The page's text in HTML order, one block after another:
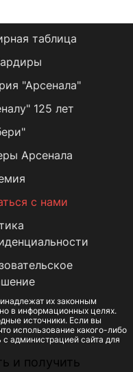
таблица
"Арсенала"
125 лет
Арсенала
с нами
их законным
в информационных целях.
источники. Если вы
использование какого-либо
администрацией сайта для
и получить